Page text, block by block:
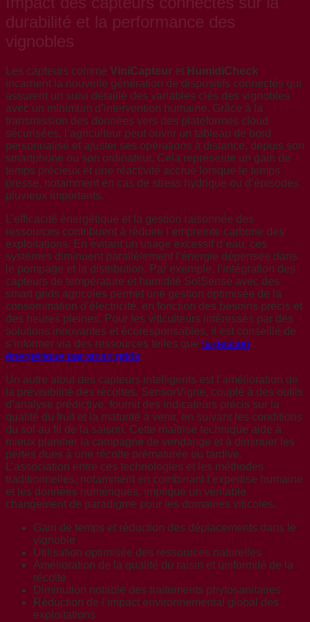
durabilité et la performance des
vignobles
Les capteurs comme ViniCapteur et HumidiCheck
incarnent la nouvelle génération de dispositifs connectés qui
assurent un suivi détaillé des variables clés des vignobles
avec un minimum d’intervention humaine. Grâce à la
transmission des données vers des plateformes cloud
sécurisées, l’agriculteur peut ouvrir un tableau de bord
personnalisé et ajuster ses opérations à distance, depuis son
smartphone ou son ordinateur. Cela représente un gain de
temps précieux et une réactivité accrue lorsque le temps
presse, notamment en cas de stress hydrique ou d’épisodes
pluvieux importants.
L’efficacité énergétique et la gestion raisonnée des
ressources contribuent à réduire l’empreinte carbone des
exploitations. En évitant un usage excessif d’eau, ces
systèmes diminuent parallèlement l’énergie dépensée dans
le pompage et la distribution. Par exemple, l’intégration des
capteurs de température et humidité SolSense avec des
smart grids agricoles permet une gestion optimisée de la
consommation d’électricité, en fonction des besoins précis et
des heures pleines. Pour les viticulteurs intéressés par des
solutions innovantes et écoresponsables, il est conseillé de
s’informer via des ressources telles que la gestion
énergétique par smart grids.
Un autre atout des capteurs intelligents est l’amélioration de
la prévisibilité des récoltes. SensorVigne, couplé à des outils
d’analyse prédictive, fournit des indicateurs précis sur la
qualité du fruit et la maturité à venir, en suivant les conditions
du sol au fil de la saison. Cette maîtrise technique aide à
mieux planifier la campagne de vendange et à diminuer les
pertes dues à une récolte prématurée ou tardive.
L’association entre ces technologies et les méthodes
traditionnelles, notamment en combinant l’expertise humaine
et les données numériques, implique un véritable
changement de paradigme pour les domaines viticoles.
Gain de temps et réduction des déplacements dans le
vignoble
Utilisation optimisée des ressources naturelles
Amélioration de la qualité du raisin et uniformité de la
récolte
Diminution notable des traitements phytosanitaires
Réduction de l’impact environnemental global des
exploitations